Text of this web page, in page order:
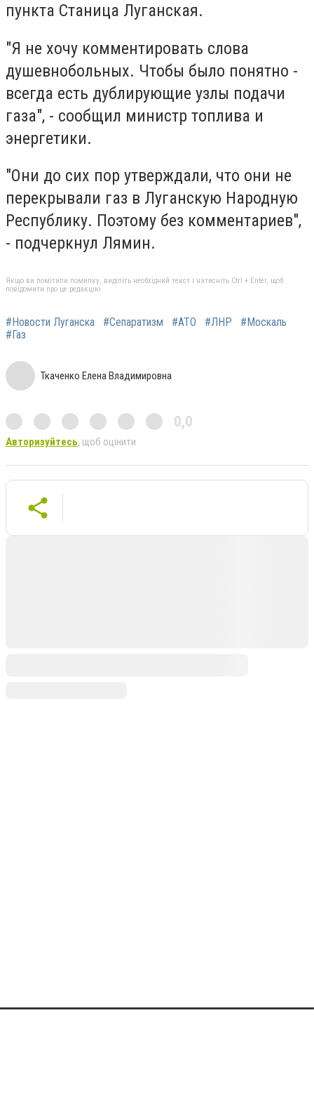
пункта Станица Луганская.
"Я не хочу комментировать слова
душевнобольных. Чтобы было понятно -
всегда есть дублирующие узлы подачи
газа", - сообщил министр топлива и
энергетики.
"Они до сих пор утверждали, что они не
перекрывали газ в Луганскую Народную
Республику. Поэтому без комментариев",
- подчеркнул Лямин.
Якщо ви помітили помилку, виділіть необхідний текст і натисніть Ctrl + Enter, щоб
повідомити про це редакцію
#Новости Луганска #Сепаратизм #АТО #ЛНР
#Москаль
#Газ
Ткаченко Елена Владимировна
0,0
Авторизуйтесь, щоб оцінити